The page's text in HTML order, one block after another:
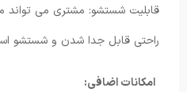
قابلیت شستشو: مشتری می
راحتی قابل جدا شدن و شستشو
امکانات اضافی: